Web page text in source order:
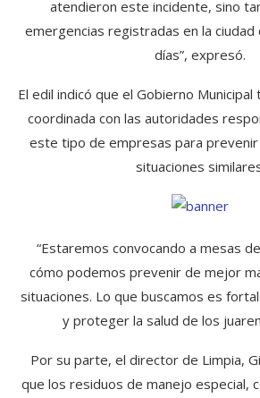
atendieron este incidente, sino
emergencias registradas en la
días”, expresó.
El edil indicó que el Gobierno
coordinada con las autoridades
este tipo de empresas para
situaciones
“Estaremos convocando a mesas
cómo podemos prevenir de mejor
situaciones. Lo que buscamos es
y proteger la salud de los
Por su parte, el director de Limpia,
que los residuos de manejo especial,